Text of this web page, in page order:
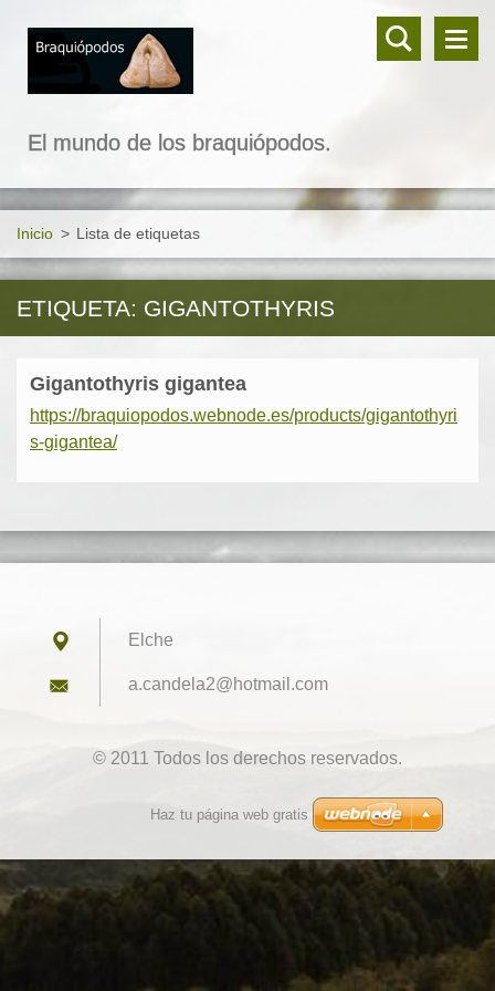
El mundo de los braquiópodos.
Inicio > Lista de etiquetas
ETIQUETA: GIGANTOTHYRIS
Gigantothyris gigantea
https://braquiopodos.webnode.es/products/gigantothyri
s-gigantea/
Elche
a.candel a2@hotmail.com
© 2011 Todos los derechos reservados.
Haz tu página web gratis